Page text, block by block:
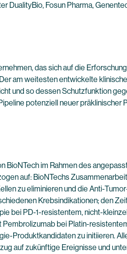
Fosun Pharma,
das sich auf die
am weitesten entwickelte
und so dessen Schutzfunktion
potenziell neuer
im Rahmen des
auf: BioNTechs
zu eliminieren und die Anti-
Krebsindikationen; den
bei PD-1-resistentem, nicht-
bei Platin-
Produktkandidaten zu initiieren.
auf zukünftige Ereignisse und